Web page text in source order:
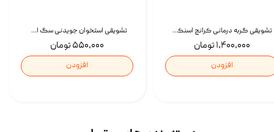
تشویقی استخوان جویدنی سگ اسنکی کرانچی با طعم مرغ Snacky Crunchy Munchy وزن 100 گرم
۵۵۰,۰۰۰ تومان
افزودن
تشویقی گربه درمانی کرانچ اسنکی با طعم میکس Snacky Crunch Cat Treats وزن 60 گرم بسته 4 عددی
۱,۴۰۰,۰۰۰ تومان
افزودن